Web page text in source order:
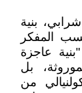
بنية
المفكر
عاجزة
بل
من